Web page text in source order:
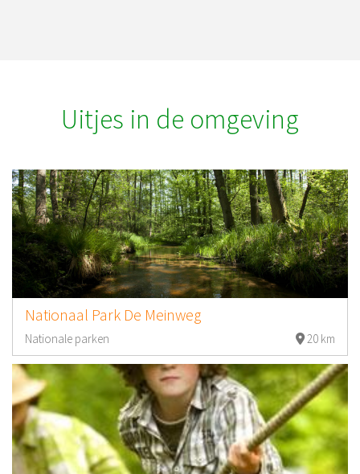
Uitjes in de omgeving
Nationaal Park De Meinweg
Nationale parken 20 km